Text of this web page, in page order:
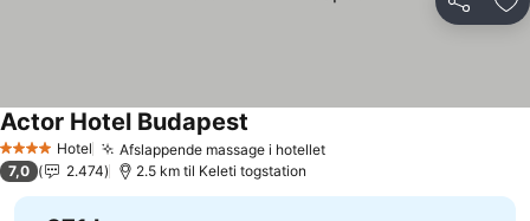
Del
4 StjernerHotel Afslappende massage i hotellet
Actor Hotel Budapest
7,0 2.474 2.5 km til Keleti togstation